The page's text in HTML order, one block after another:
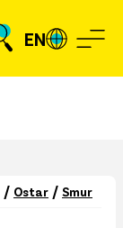
EN
/ Ostar / Smur- og